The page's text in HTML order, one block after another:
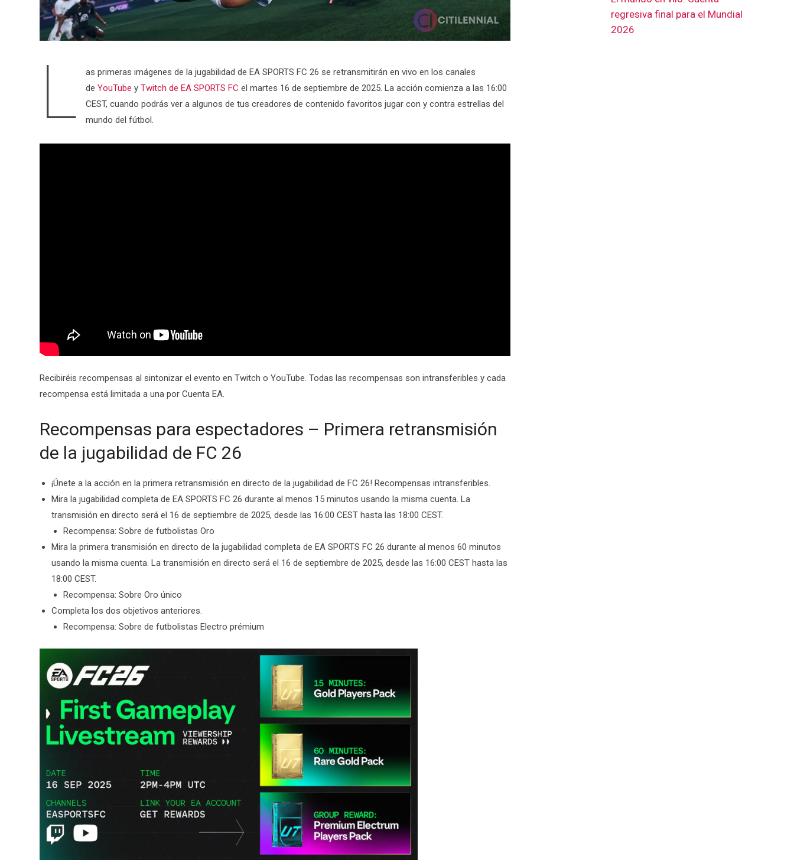
L
as primeras imágenes de la jugabilidad de EA SPORTS FC 26 se retransmitirán en vivo en los canales
de YouTube y Twitch de EA SPORTS FC el martes 16 de septiembre de 2025. La acción comienza a las 16:00
CEST, cuando podrás ver a algunos de tus creadores de contenido favoritos jugar con y contra estrellas del
mundo del fútbol.
Recibiréis recompensas al sintonizar el evento en Twitch o YouTube. Todas las recompensas son intransferibles y cada
recompensa está limitada a una por Cuenta EA.
Recompensas para espectadores – Primera retransmisión
de la jugabilidad de FC 26
¡Únete a la acción en la primera retransmisión en directo de la jugabilidad de FC 26! Recompensas intransferibles.
Mira la jugabilidad completa de EA SPORTS FC 26 durante al menos 15 minutos usando la misma cuenta. La
transmisión en directo será el 16 de septiembre de 2025, desde las 16:00 CEST hasta las 18:00 CEST.
Recompensa: Sobre de futbolistas Oro
Mira la primera transmisión en directo de la jugabilidad completa de EA SPORTS FC 26 durante al menos 60 minutos
usando la misma cuenta. La transmisión en directo será el 16 de septiembre de 2025, desde las 16:00 CEST hasta las
18:00 CEST.
Recompensa: Sobre Oro único
Completa los dos objetivos anteriores.
Recompensa: Sobre de futbolistas Electro prémium
regresiva final para el Mundial
2026